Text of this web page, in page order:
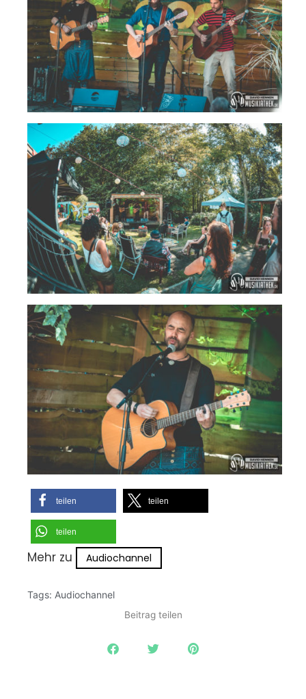
teilen teilen
teilen
Mehr zu Audiochannel
Tags: Audiochannel
Beitrag teilen